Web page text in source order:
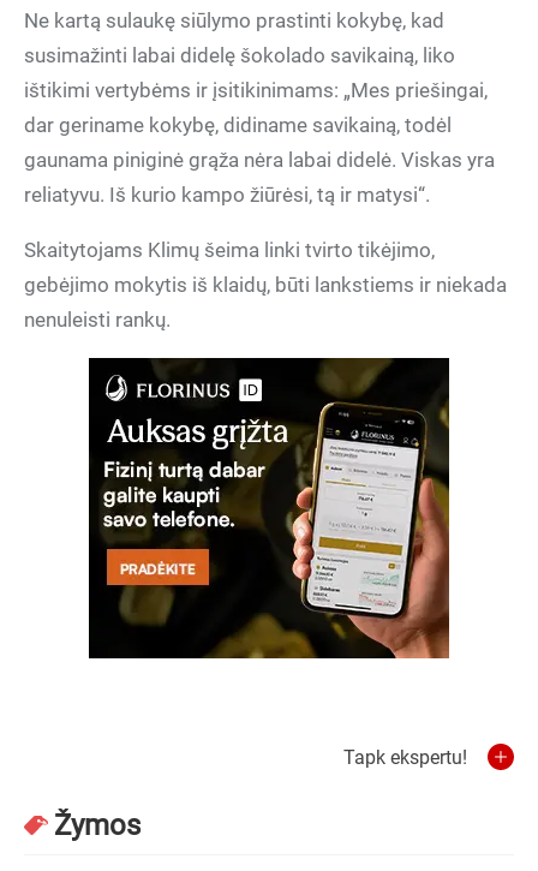
Ne kartą sulaukę siūlymo prastinti kokybę, kad
susimažinti labai didelę šokolado savikainą, liko
ištikimi vertybėms ir įsitikinimams: „Mes priešingai,
dar geriname kokybę, didiname savikainą, todėl
gaunama piniginė grąža nėra labai didelė. Viskas yra
reliatyvu. Iš kurio kampo žiūrėsi, tą ir matysi“.
Skaitytojams Klimų šeima linki tvirto tikėjimo,
gebėjimo mokytis iš klaidų, būti lankstiems ir niekada
nenuleisti rankų.
Tapk ekspertu!
Žymos